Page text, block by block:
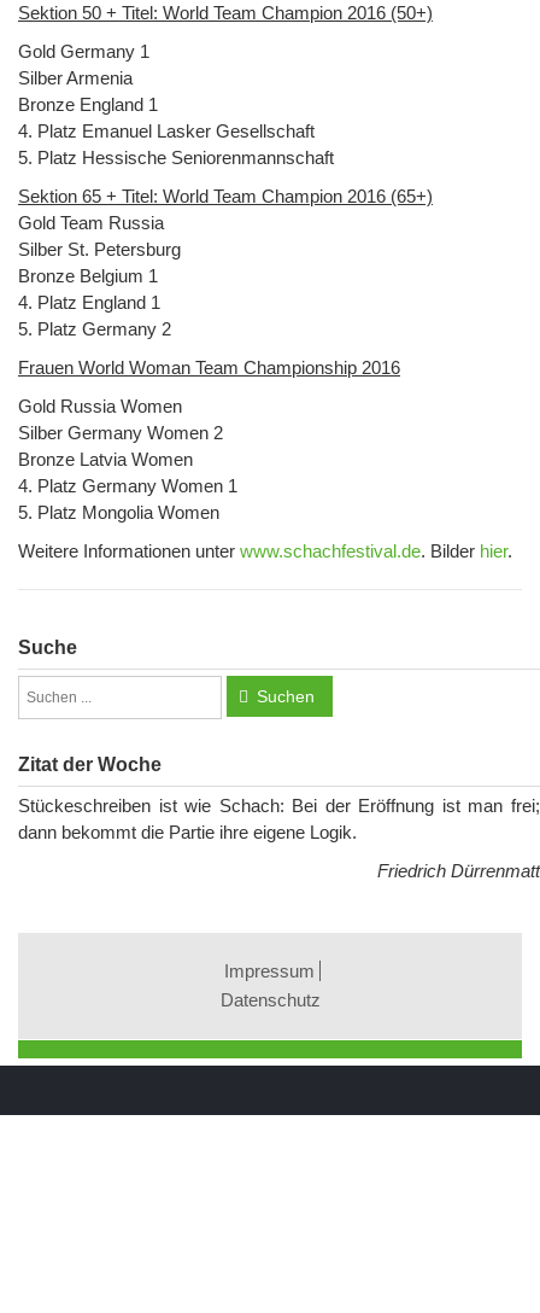
Sektion 50 + Titel: World Team Champion 2016 (50+)
Gold Germany 1
Silber Armenia
Bronze England 1
4. Platz Emanuel Lasker Gesellschaft
5. Platz Hessische Seniorenmannschaft
Sektion 65 + Titel: World Team Champion 2016 (65+)
Gold Team Russia
Silber St. Petersburg
Bronze Belgium 1
4. Platz England 1
5. Platz Germany 2
Frauen World Woman Team Championship 2016
Gold Russia Women
Silber Germany Women 2
Bronze Latvia Women
4. Platz Germany Women 1
5. Platz Mongolia Women
Weitere Informationen unter www.schachfestival.de. Bilder hier.
Suche
Suchen
Zitat der Woche
Stückeschreiben ist wie Schach: Bei der Eröffnung ist man frei;
dann bekommt die Partie ihre eigene Logik.
Friedrich Dürrenmatt
Impressum
Datenschutz